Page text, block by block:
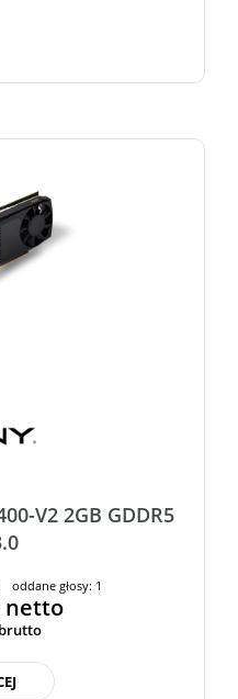
V2 2GB GDDR5
głosy: 1
netto
brutto